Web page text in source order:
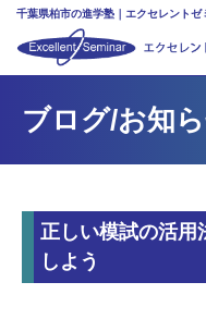
千葉県柏市の進学塾｜エクセレントゼ
塾の紹介
合格実績
入会案内
行事
ブログ/お知
正しい模試の活用
しよう